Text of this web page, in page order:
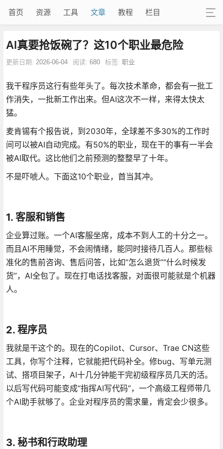
首页 资源 工具 文章 教程 栏目
AI真要抢饭碗了？这10个职业最危险
更新日期: 2026-06-04 阅读: 680 标签: 职业
我干程序员这行有些年头了。每次技术革命，都会有一批工
作消失，一批新工作出来。但AI这次不一样，来得太快太
猛。
麦肯锡有个报告说，到2030年，全球差不多30%的工作时
间可以被AI自动完成。有50%的职业，现在干的事有一半会
被AI取代。这比他们之前预测的整整早了十年。
不是吓唬人。下面这10个职业，首当其冲。
1. 客服和销售
企业算过账。一个AI客服坐席，成本不到人工的十分之一。
而且AI不用睡觉，不会闹情绪，能同时接待几百人。那些标
准化的售前咨询、售后问答，比如“怎么退货”“什么时候发
货”，AI全包了。现在打电话找客服，对面很可能就是个机器
人。
2. 程序员
我就是干这个的。现在的Copilot、Cursor、Trae CN这些
工具，你写个注释，它就能把代码补全。修bug、写单元测
试、搭项目架子，AI十几分钟能干完初级程序员几天的活。
以后写代码可能变成“指挥AI写代码”，一个高级工程师带几
个AI助手就够了。企业对程序员的需求量，肯定会少很多。
3. 秘书和行政助理